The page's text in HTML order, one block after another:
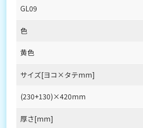
GL09
色
黄色
サイズ[ヨコ×タテmm]
(230+130)×420mm
厚さ[mm]